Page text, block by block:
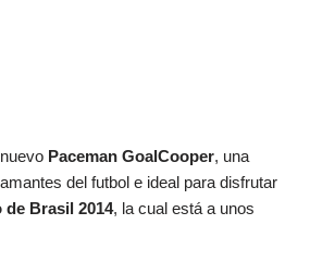
Paceman GoalCooper, una
del futbol e ideal para disfrutar
de Brasil 2014, la cual está a unos